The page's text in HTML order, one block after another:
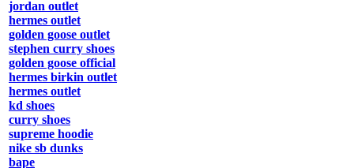
jordan outlet
hermes outlet
golden goose outlet
stephen curry shoes
golden goose official
hermes birkin outlet
hermes outlet
kd shoes
curry shoes
supreme hoodie
nike sb dunks
bape